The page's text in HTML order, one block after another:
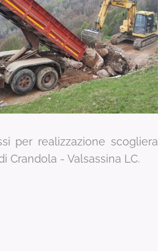
per realizzazione scogliera
Crandola - Valsassina LC.